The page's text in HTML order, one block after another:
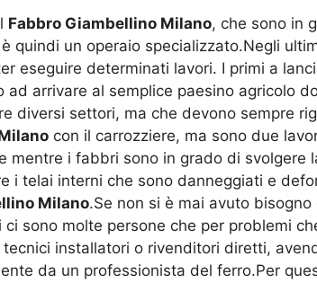
Fabbro Giambellino Milano, che sono in
è quindi un operaio specializzato.Negli
eseguire determinati lavori. I primi a
arrivare al semplice paesino agricolo
diversi settori, ma che devono sempre
con il carrozziere, ma sono due
mentre i fabbri sono in grado di svolgere
i telai interni che sono danneggiati e
Milano.Se non si è mai avuto
sono molte persone che per problemi
installatori o rivenditori diretti,
da un professionista del ferro.Per